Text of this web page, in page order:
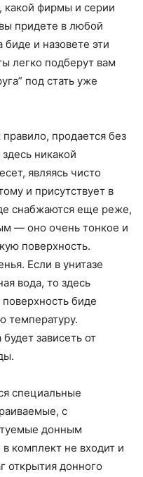
какой фирмы и серии
придете в любой
биде и назовете эти
легко подберут вам
под стать уже
правило, продается без
никакой
являясь чисто
и присутствует в
снабжаются еще реже,
— оно очень тонкое и
поверхность.
Если в унитазе
вода, то здесь
биде
температуру.
зависеть от
специальные
с
донным
комплект не входит и
открытия донного